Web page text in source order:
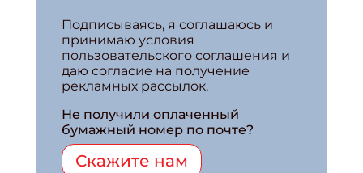
Подписываясь, я соглашаюсь и
принимаю условия
пользовательского соглашения и
даю согласие на получение
рекламных рассылок.
Не получили оплаченный
бумажный номер по почте?
Скажите нам